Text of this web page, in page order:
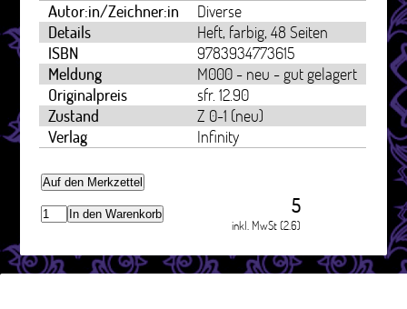
Autor:in/Zeichner:in
Diverse
Details
Heft, farbig, 48 Seiten
ISBN
9783934773615
Meldung
M000 - neu - gut gelagert
Originalpreis
sfr. 12.90
Zustand
Z 0-1 (neu)
Verlag
Infinity
Auf den Merkzettel
In den Warenkorb 5
inkl. MwSt (2.6)